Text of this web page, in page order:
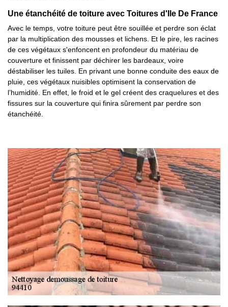
Une étanchéité de toiture avec Toitures d'Ile De France
Avec le temps, votre toiture peut être souillée et perdre son éclat
par la multiplication des mousses et lichens. Et le pire, les racines
de ces végétaux s'enfoncent en profondeur du matériau de
couverture et finissent par déchirer les bardeaux, voire
déstabiliser les tuiles. En privant une bonne conduite des eaux de
pluie, ces végétaux nuisibles optimisent la conservation de
l’humidité. En effet, le froid et le gel créent des craquelures et des
fissures sur la couverture qui finira sûrement par perdre son
étanchéité.